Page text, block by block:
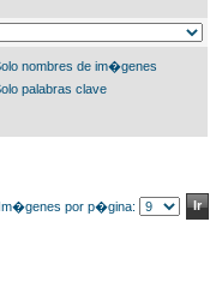
nombres de im�genes
palabras clave
Im�genes por p�gina: